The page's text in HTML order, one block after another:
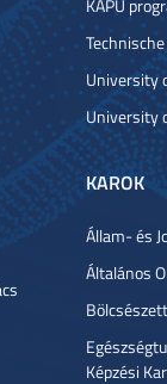
KAPU
University
University
KAROK
Állam- és
Általános
Képzési